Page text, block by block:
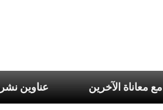
بالتعاطف مع معاناة الآخرين